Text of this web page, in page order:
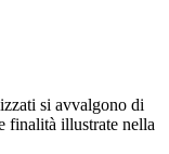
si avvalgono di
finalità illustrate nella